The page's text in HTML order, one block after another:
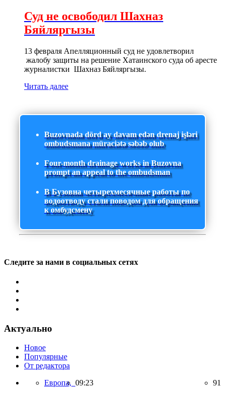
Суд не освободил Шахназ
Бяйляргызы
13 февраля Апелляционный суд не удовлетворил
жалобу защиты на решение Хатаинского суда об аресте
журналистки Шахназ Бяйляргызы.
Читать далее
Buzovnada dörd ay davam edən drenaj işləri
ombudsmana müraciətə səbəb olub
Four-month drainage works in Buzovna
prompt an appeal to the ombudsman
В Бузовна четырехмесячные работы по
водоотводу стали поводом для обращения
к омбудсмену
Следите за нами в социальных сетях
Актуально
Новое
Популярные
От редактора
Европа, 09:23 91